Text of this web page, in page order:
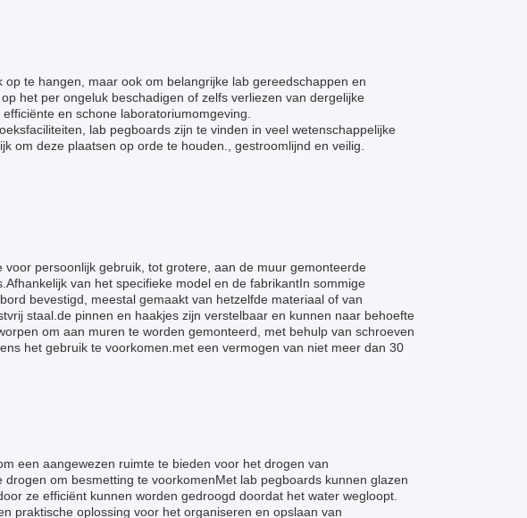
te hangen, maar ook om belangrijke lab gereedschappen en
het per ongeluk beschadigen of zelfs verliezen van dergelijke
en schone laboratoriumomgeving.
lab pegboards zijn te vinden in veel wetenschappelijke
om deze plaatsen op orde te houden., gestroomlijnd en veilig.
persoonlijk gebruik, tot grotere, aan de muur gemonteerde
van het specifieke model en de fabrikantIn sommige
bevestigd, meestal gemaakt van hetzelfde materiaal of van
staal.de pinnen en haakjes zijn verstelbaar en kunnen naar behoefte
om aan muren te worden gemonteerd, met behulp van schroeven
het gebruik te voorkomen.met een vermogen van niet meer dan 30
een aangewezen ruimte te bieden voor het drogen van
om besmetting te voorkomenMet lab pegboards kunnen glazen
ze efficiënt kunnen worden gedroogd doordat het water wegloopt.
praktische oplossing voor het organiseren en opslaan van